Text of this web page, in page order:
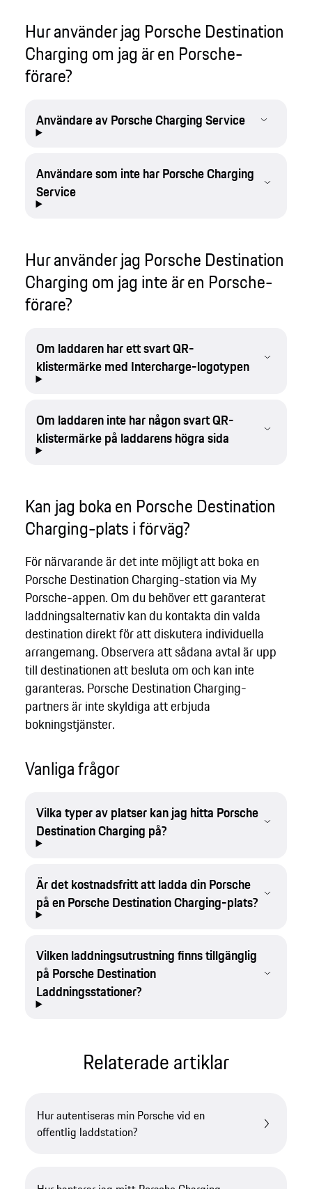
Hur använder jag Porsche Destination
Charging om jag är en Porsche-
förare?
Användare av Porsche Charging Service
Användare som inte har Porsche Charging
Service
Hur använder jag Porsche Destination
Charging om jag inte är en Porsche-
förare?
Om laddaren har ett svart QR-
klistermärke med Intercharge-logotypen
Om laddaren inte har någon svart QR-
klistermärke på laddarens högra sida
Kan jag boka en Porsche Destination
Charging-plats i förväg?
För närvarande är det inte möjligt att boka en
Porsche Destination Charging-station via My
Porsche-appen. Om du behöver ett garanterat
laddningsalternativ kan du kontakta din valda
destination direkt för att diskutera individuella
arrangemang. Observera att sådana avtal är upp
till destinationen att besluta om och kan inte
garanteras. Porsche Destination Charging-
partners är inte skyldiga att erbjuda
bokningstjänster.
Vanliga frågor
Vilka typer av platser kan jag hitta Porsche
Destination Charging på?
Är det kostnadsfritt att ladda din Porsche
på en Porsche Destination Charging-plats?
Vilken laddningsutrustning finns tillgänglig
på Porsche Destination
Laddningsstationer?
Relaterade artiklar
Hur autentiseras min Porsche vid en
offentlig laddstation?